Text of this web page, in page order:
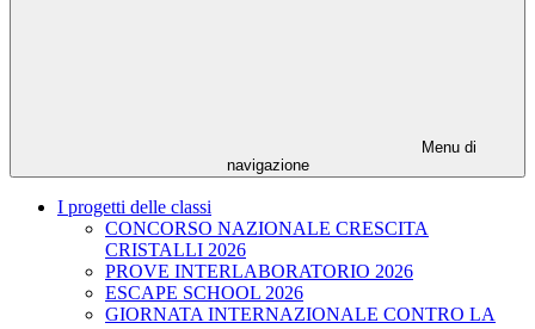
Menu di
navigazione
I progetti delle classi
CONCORSO NAZIONALE CRESCITA
CRISTALLI 2026
PROVE INTERLABORATORIO 2026
ESCAPE SCHOOL 2026
GIORNATA INTERNAZIONALE CONTRO LA